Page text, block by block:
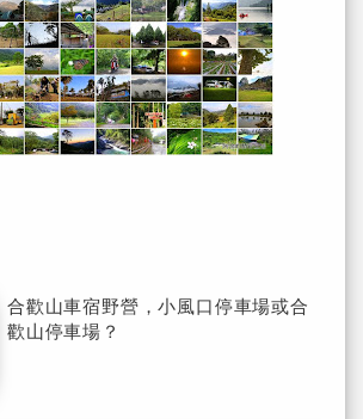
合歡山車宿野營，小風口停車場或合
歡山停車場？